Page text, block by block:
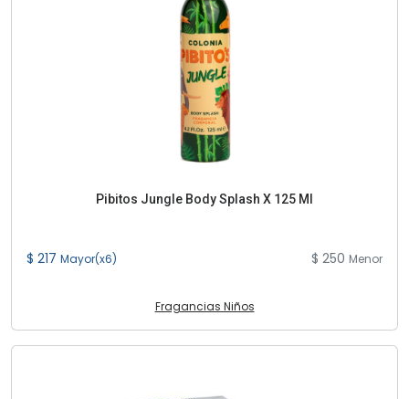
Pibitos Jungle Body Splash X 125 Ml
$ 217 Mayor(x6) $ 250 Menor
Fragancias Niños